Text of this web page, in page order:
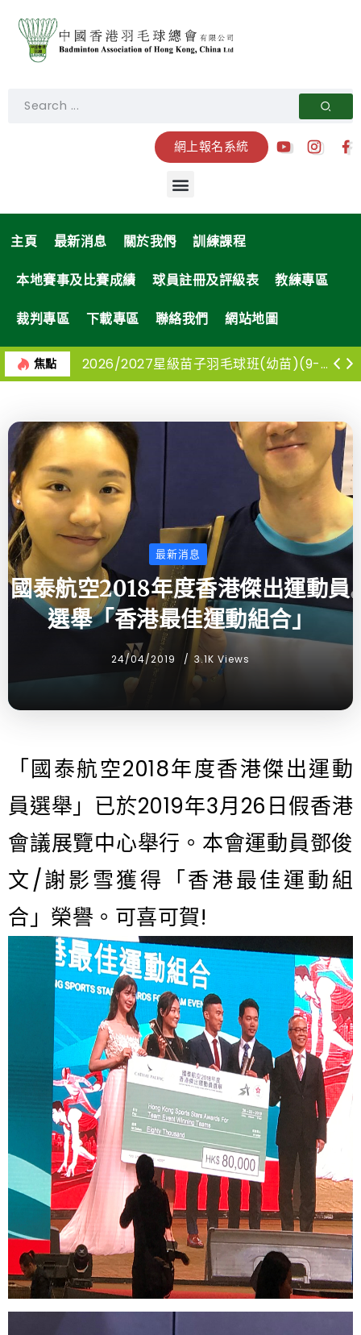
網上報名系統
主頁 最新消息 關於我們 訓練課程
本地賽事及比賽成績 球員註冊及評級表 教練專區
裁判專區 下載專區 聯絡我們 網站地圖
焦點 2026/2027星級苗子羽毛球班(幼苗)(9-12月)
最新消息
國泰航空2018年度香港傑出運動員
選舉「香港最佳運動組合」
24/04/2019 3.1K Views
「國泰航空2018年度香港傑出運動
員選舉」已於2019年3月26日假香港
會議展覽中心舉行。本會運動員鄧俊
文/謝影雪獲得「香港最佳運動組
合」榮譽。可喜可賀!